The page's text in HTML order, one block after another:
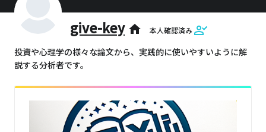
give-key home 本人確認済み
投資や心理学の様々な論文から、実践的に使いやすいように解
説する分析者です。